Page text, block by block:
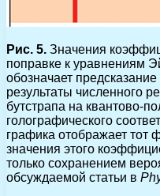
Рис. 5. Значения
поправке к уравнениям
обозначает предсказание
результаты численного
бутстрапа на квантово-
голографического
графика отображает тот
значения этого
только сохранением
обсуждаемой статьи в